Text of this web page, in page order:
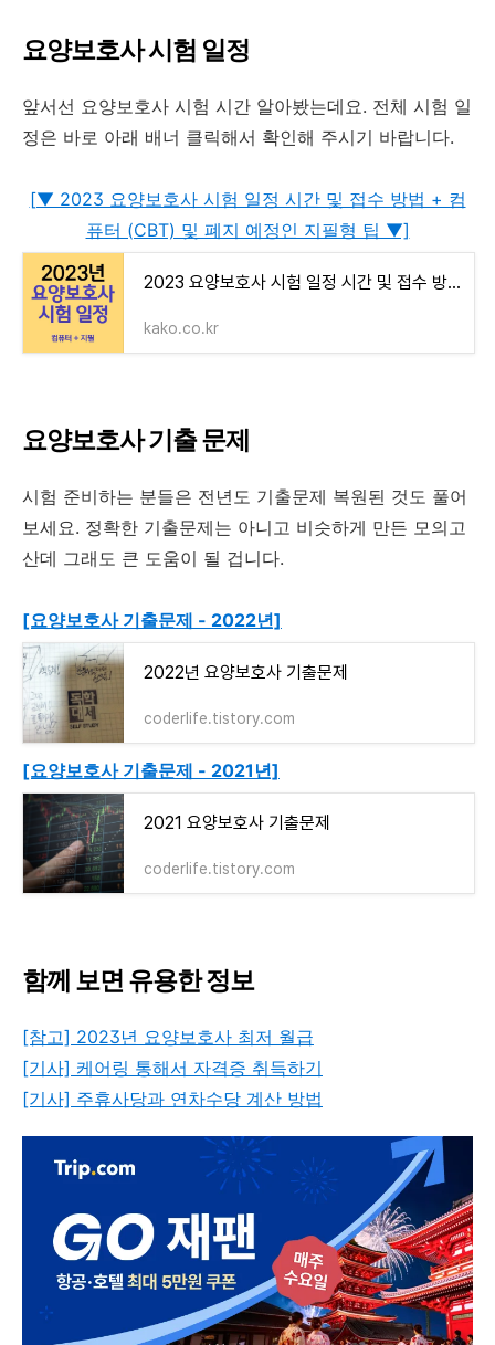
요양보호사 시험 일정
앞서선 요양보호사 시험 시간 알아봤는데요. 전체 시험 일
정은 바로 아래 배너 클릭해서 확인해 주시기 바랍니다.
[▼ 2023 요양보호사 시험 일정 시간 및 접수 방법 + 컴
퓨터 (CBT) 및 폐지 예정인 지필형 팁 ▼]
2023 요양보호사 시험 일정 시간 및 접수 방법 + 컴퓨터 (CBT) 및 폐지 예정인 지필형 팁
kako.co.kr
요양보호사 기출 문제
시험 준비하는 분들은 전년도 기출문제 복원된 것도 풀어
보세요. 정확한 기출문제는 아니고 비슷하게 만든 모의고
산데 그래도 큰 도움이 될 겁니다.
[요양보호사 기출문제 - 2022년]
2022년 요양보호사 기출문제
coderlife.tistory.com
[요양보호사 기출문제 - 2021년]
2021 요양보호사 기출문제
coderlife.tistory.com
함께 보면 유용한 정보
[참고] 2023년 요양보호사 최저 월급
[기사] 케어링 통해서 자격증 취득하기
[기사] 주휴사당과 연차수당 계산 방법